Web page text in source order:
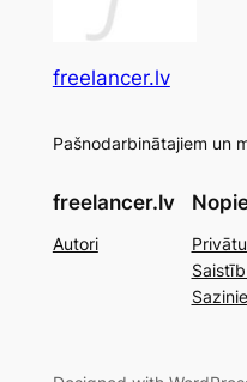
freelancer.lv
Pašnodarbinātajiem un
freelancer.lv
Autori